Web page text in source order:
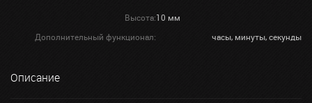
Высота:10 мм
Дополнительный функционал:
часы, минуты, секунды
Описание